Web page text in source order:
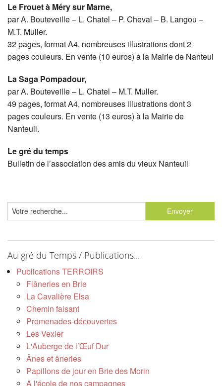
Le Frouet à Méry sur Marne,
par A. Bouteveille – L. Chatel – P. Cheval – B. Langou –
M.T. Muller.
32 pages, format A4, nombreuses illustrations dont 2
pages couleurs. En vente (10 euros) à la Mairie de Nanteui
La Saga Pompadour,
par A. Bouteveille – L. Chatel – M.T. Muller.
49 pages, format A4, nombreuses illustrations dont 3
pages couleurs. En vente (13 euros) à la Mairie de
Nanteuil.
Le gré du temps
Bulletin de l’association des amis du vieux Nanteuil
Au gré du Temps / Publications...
Publications TERROIRS
Flâneries en Brie
La Cavalière Elsa
Chemin faisant
Promenades-découvertes
Les Vexler
L'Auberge de l’Œuf Dur
Ânes et âneries
Papillons de jour en Brie des Morin
A l'école de nos campagnes